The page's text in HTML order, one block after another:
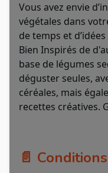
Vous avez envie
végétales dans
de temps et
Bien Inspirés de
base de légumes
déguster seules,
céréales, mais
recettes créatives.
📄